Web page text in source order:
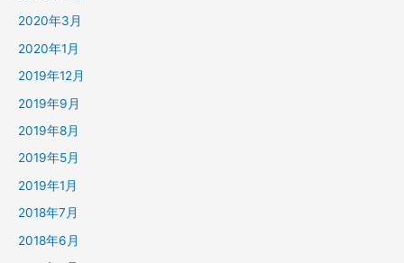
2020年3月
2020年1月
2019年12月
2019年9月
2019年8月
2019年5月
2019年1月
2018年7月
2018年6月